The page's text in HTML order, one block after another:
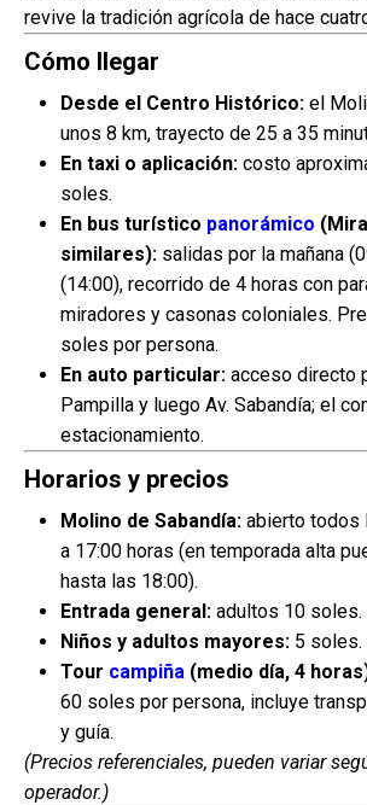
revive la tradición agrícola de hace
Cómo llegar
Desde el Centro Histórico: el
unos 8 km, trayecto de 25 a 35
En taxi o aplicación: costo
soles.
En bus turístico panorámico
similares): salidas por la mañana
(14:00), recorrido de 4 horas con
miradores y casonas coloniales.
soles por persona.
En auto particular: acceso directo
Pampilla y luego Av. Sabandía; el
estacionamiento.
Horarios y precios
Molino de Sabandía: abierto todos
a 17:00 horas (en temporada alta
hasta las 18:00).
Entrada general: adultos 10 soles.
Niños y adultos mayores: 5 soles.
Tour campiña (medio día, 4
60 soles por persona, incluye
y guía.
(Precios referenciales, pueden variar
operador.)